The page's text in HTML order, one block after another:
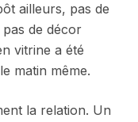
ailleurs, pas de
de décor
vitrine a été
matin même.
la relation. Un